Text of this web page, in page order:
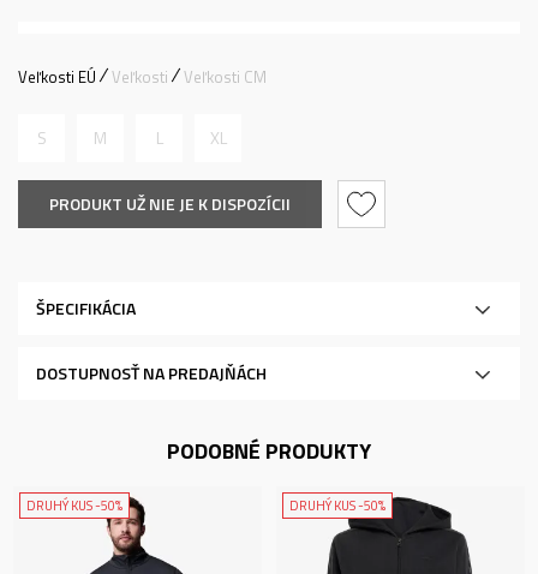
Veľkosti EÚ Veľkosti Veľkosti CM
S M L XL
PRODUKT UŽ NIE JE K DISPOZÍCII
ŠPECIFIKÁCIA
DOSTUPNOSŤ NA PREDAJŇÁCH
PODOBNÉ PRODUKTY
DRUHÝ KUS -50% DRUHÝ KUS -50%